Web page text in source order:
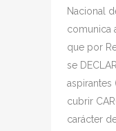
Nacional
comunica
que por
se
aspirantes
cubrir
carácter